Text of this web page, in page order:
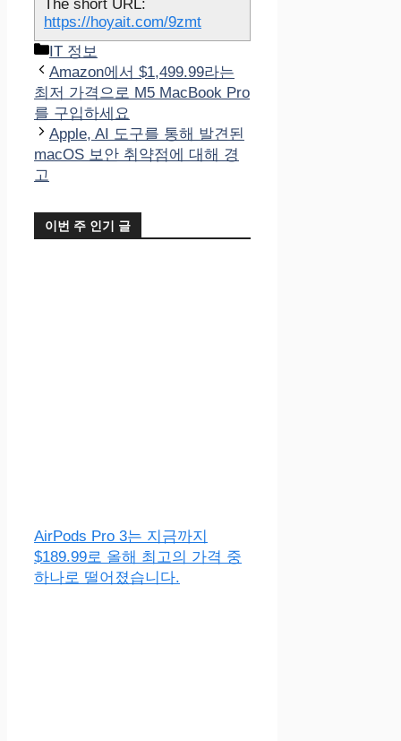
The short URL:
https://hoyait.com/9zmt
카
테
고
리
IT 정보
Amazon에서 $1,499.99라는
최저 가격으로 M5 MacBook Pro
를 구입하세요
Apple, AI 도구를 통해 발견된
macOS 보안 취약점에 대해 경
고
이번 주 인기 글
AirPods Pro 3는 지금까지
$189.99로 올해 최고의 가격 중
하나로 떨어졌습니다.